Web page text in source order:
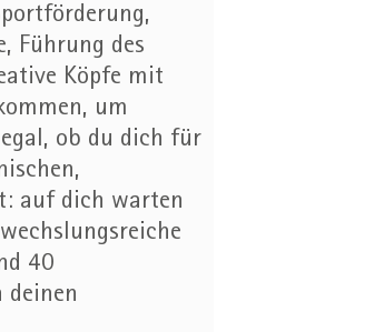
Führung des
Köpfe mit
um
ob du dich für
auf dich warten
40
deinen